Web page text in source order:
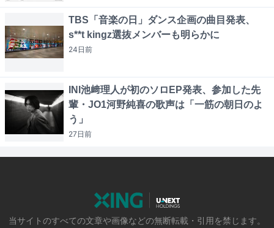
TBS「音楽の日」ダンス企画の曲目発表、
s**t kingz選抜メンバーも明らかに
24日前
INI池﨑理人が初のソロEP発表、参加した先
輩・JO1河野純喜の歌声は「一筋の朝日のよ
う」
27日前
当サイトのすべての文章や画像などの無断転載・引用を禁じます。